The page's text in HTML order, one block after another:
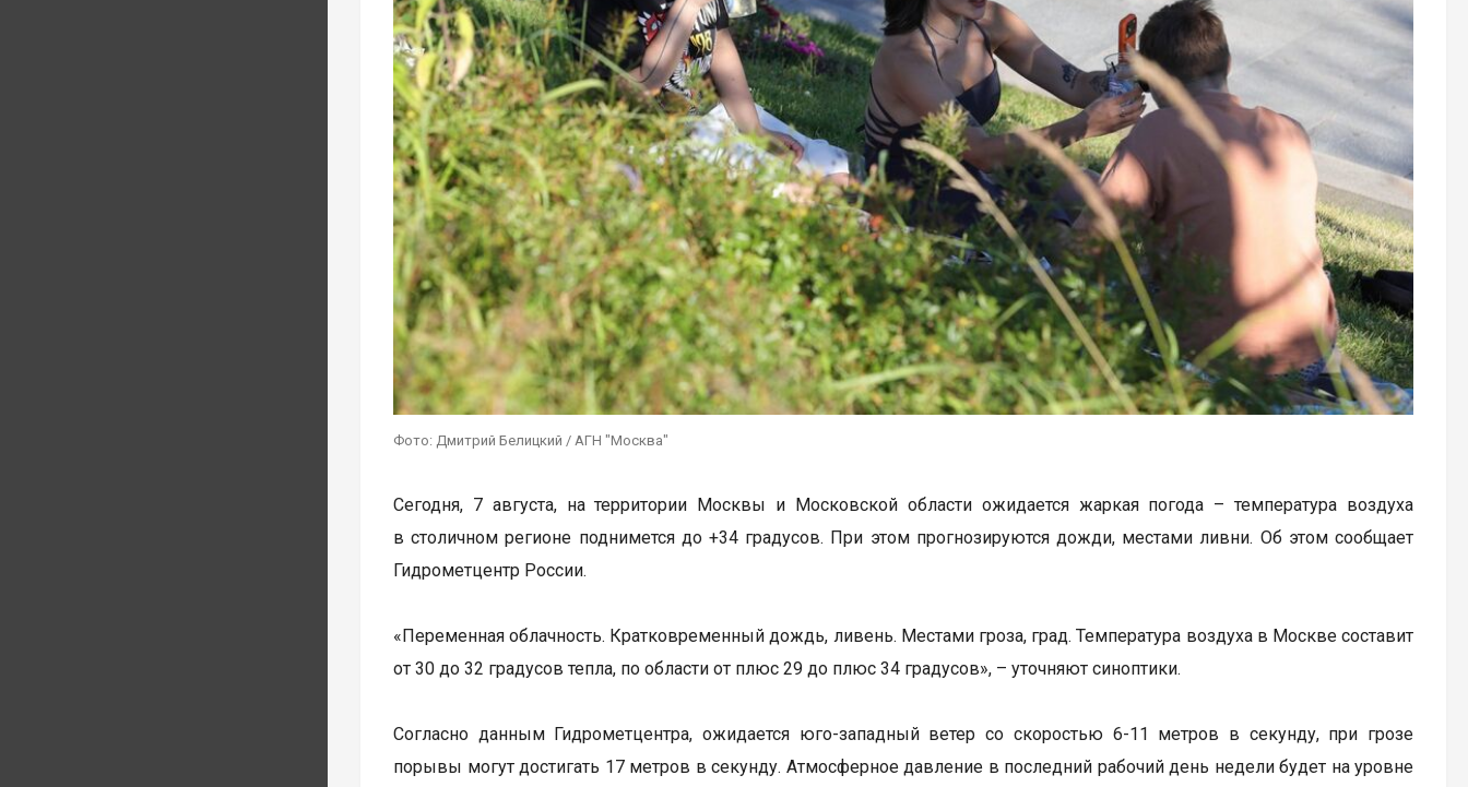
Фото: Дмитрий Белицкий / АГН "Москва"
Сегодня, 7 августа, на территории Москвы и Московской области ожидается жаркая погода – температура воздуха
в столичном регионе поднимется до +34 градусов. При этом прогнозируются дожди, местами ливни. Об этом сообщает
Гидрометцентр России.
«Переменная облачность. Кратковременный дождь, ливень. Местами гроза, град. Температура воздуха в Москве составит
от 30 до 32 градусов тепла, по области от плюс 29 до плюс 34 градусов», – уточняют синоптики.
Согласно данным Гидрометцентра, ожидается юго-западный ветер со скоростью 6-11 метров в секунду, при грозе
порывы могут достигать 17 метров в секунду. Атмосферное давление в последний рабочий день недели будет на уровне